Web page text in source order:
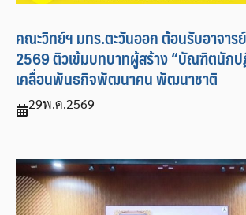
คณะวิทย์ฯ มทร.ตะวันออก ต้อนรับอาจาร
2569 ติวเข้มบทบาทผู้สร้าง “บัณฑิตนัก
เคลื่อนพันธกิจพัฒนาคน พัฒนาชาติ
29พ.ค.2569